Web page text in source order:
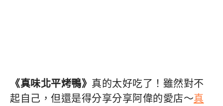
《真味北平烤鴨》 真的太好吃了！雖然對不
起自己，但還是得分享分享阿偉的愛店～真